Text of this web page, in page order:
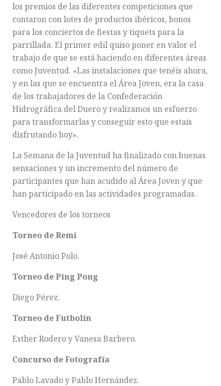
los premios de las diferentes competiciones que
contaron con lotes de productos ibéricos, bonos
para los conciertos de fiestas y tiquets para la
parrillada. El primer edil quiso poner en valor el
trabajo de que se está haciendo en diferentes áreas
como Juventud. «Las instalaciones que tenéis ahora,
y en las que se encuentra el Área Joven, era la casa
de los trabajadores de la Confederación
Hidrográfica del Duero y realizamos un esfuerzo
para transformarlas y conseguir esto que estais
disfrutando hoy».
La Semana de la Juventud ha finalizado con buenas
sensaciones y un incremento del número de
participantes que han acudido al Área Joven y que
han participado en las actividades programadas.
Vencedores de los torneos
Torneo de Remi
José Antonio Polo.
Torneo de Ping Pong
Diego Pérez.
Torneo de Futbolín
Esther Rodero y Vanesa Barbero.
Concurso de Fotografía
Pablo Lavado y Pablo Hernández.